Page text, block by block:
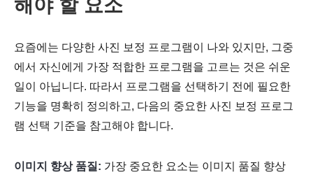
해야 할 요소
요즘에는 다양한 사진 보정 프로그램이 나와 있지만, 그중
에서 자신에게 가장 적합한 프로그램을 고르는 것은 쉬운
일이 아닙니다. 따라서 프로그램을 선택하기 전에 필요한
기능을 명확히 정의하고, 다음의 중요한 사진 보정 프로그
램 선택 기준을 참고해야 합니다.
이미지 향상 품질: 가장 중요한 요소는 이미지 품질 향상